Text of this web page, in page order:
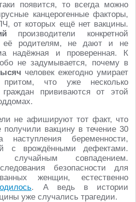
появится, то всегда можно
канцерогенные факторы,
от которых ещё нет вакцины.
производители конкретной
её родителям, не дают и не
надёжная и проверенная. К
не задумывается, почему в
человек ежегодно умирает
притом, что уже несколько
прививаются от этой
не афишируют тот факт, что
вакцину в течение 30
беременности,
с врождёнными дефектами.
совпадением.
безопасности для
женщин, естественно
. А ведь в истории
уже случались трагедии.